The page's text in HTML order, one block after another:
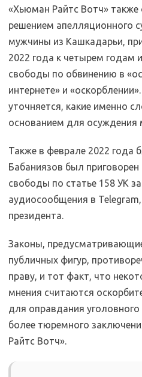
«Хьюман Райтс Вотч» также
решением апелляционного
мужчины из Кашкадарьи,
2022 года к четырем годам
свободы по обвинению в
интернете» и
уточняется, какие именно
основанием для осуждения
Также в феврале 2022 года
Бабаниязов был
свободы по статье 158 УК
аудиосообщения в
президента.
Законы,
публичных фигур,
праву, и тот факт, что
мнения считаются
для оправдания
более тюремного
Райтс Вотч».